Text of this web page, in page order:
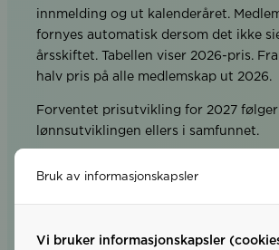
Bruk av informasjonskapsler
Vi bruker informasjonskapsler
innmelding og ut kalenderåret.
fornyes automatisk dersom det ikke
årsskiftet. Tabellen viser 2026-pris.
halv pris på alle medlemskap ut 2026.
Forventet prisutvikling for 2027
lønnsutviklingen ellers i samfunnet.
Endringer:Ved endringer av